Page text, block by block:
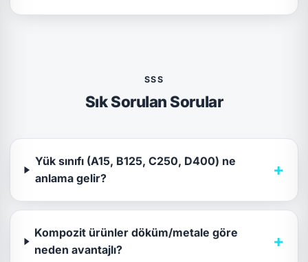
SSS
Sık Sorulan Sorular
Yük sınıfı (A15, B125, C250, D400) ne
anlama gelir?
+
Kompozit ürünler döküm/metale göre
neden avantajlı?
+